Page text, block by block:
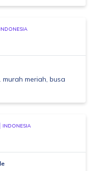
INDONESIA
meriah, busa
INDONESIA